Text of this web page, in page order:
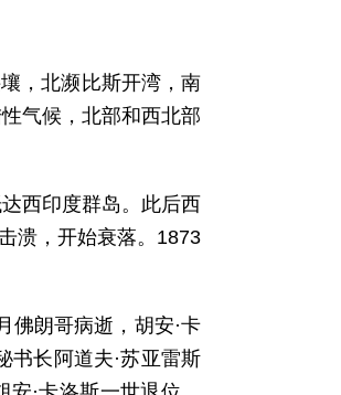
，北濒比斯开湾，南
气候，北部和西北部
西印度群岛。此后西
溃，开始衰落。1873
佛朗哥病逝，胡安·卡
书长阿道夫·苏亚雷斯